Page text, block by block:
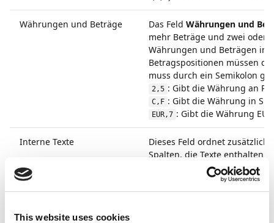
This website uses cookies
Währungen und Beträge Das Feld Währungen und
mehr Beträge und zwei oder
Währungen und Beträgen in
Betragspositionen müssen
muss durch ein Semikolon
2,5 : Gibt die Währung an
C,F : Gibt die Währung in
EUR,7 : Gibt die Währung
Interne Texte
Dieses Feld ordnet
Spalten, die Texte enthalten,
„Interne Texte“ gibt die
es mehrere Textfelder gibt,
angeben. Beispiel: